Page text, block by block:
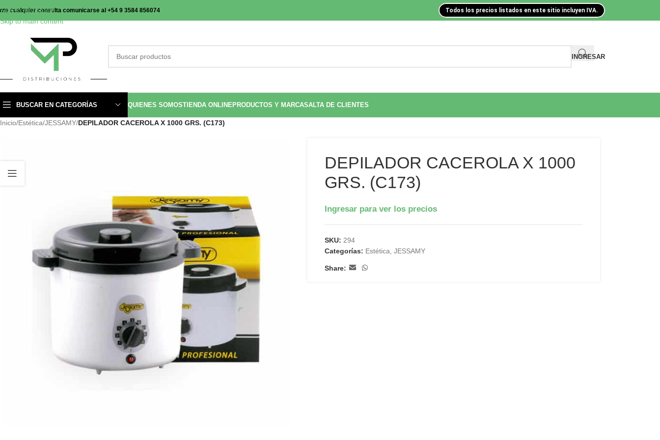
Skip to navigation
Skip to main content
cualquier consulta comunicarse al +54 9 3584 856074 Todos los precios listados en este sitio incluyen IVA.
INGRESAR
BUSCAR EN CATEGORÍAS QUIENES SOMOSTIENDA ONLINEPRODUCTOS Y MARCASALTA DE CLIENTES
Inicio/Estética/JESSAMY/DEPILADOR CACEROLA X 1000 GRS. (C173)
DEPILADOR CACEROLA X 1000
GRS. (C173)
Ingresar para ver los precios
SKU: 294
Categorías: Estética JESSAMY
Share: